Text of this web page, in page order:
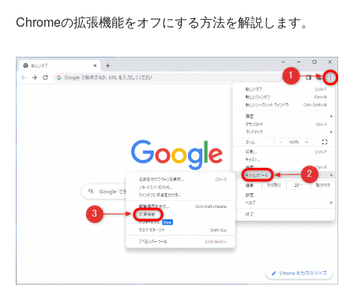
Chromeの拡張機能をオフにする方法を解説します。